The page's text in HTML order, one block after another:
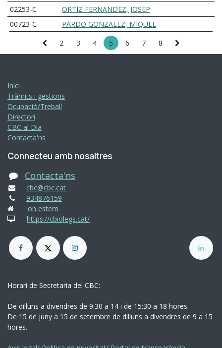
02253-C
ORTIZ FERNANDEZ, JOSEP
00723-C
PARDO GONZALEZ, MIQUEL
2 3 4 5 6 7 8
Inici
Tràmits i gestions
Ocupació/Treball
Directori
CBC al Dia
Contacta'ns
Connecteu amb nosaltres
Contacta'ns
cbc@cbc.cat
934876159
on estem
https://cbiolegs.cat/
Horari de Secretaria del CBC:
De dilluns a divendres de 9:30 a 14 i de 15:30 a 18 hores.
De 15 de juny a 15 de setembre de dilluns a divendres de 9 a 15
hores.